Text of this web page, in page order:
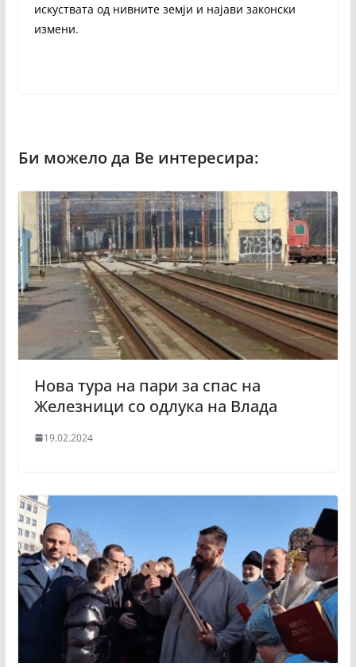
искуствата од нивните земји и најави законски
измени.
Нова тура на пари за спас на
Железници со одлука на Влада
19.02.2024